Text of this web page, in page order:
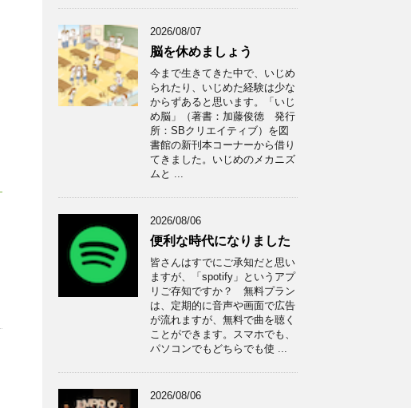
2026/08/07
脳を休めましょう
今まで生きてきた中で、いじめ
られたり、いじめた経験は少な
からずあると思います。「いじ
め脳」（著書：加藤俊徳 発行
所：SBクリエイティブ）を図
書館の新刊本コーナーから借り
てきました。いじめのメカニズ
ムと ...
2026/08/06
便利な時代になりました
皆さんはすでにご承知だと思い
ますが、「spotify」というアプ
リご存知ですか？ 無料プラン
は、定期的に音声や画面で広告
が流れますが、無料で曲を聴く
ことができます。スマホでも、
パソコンでもどちらでも使 ...
2026/08/06